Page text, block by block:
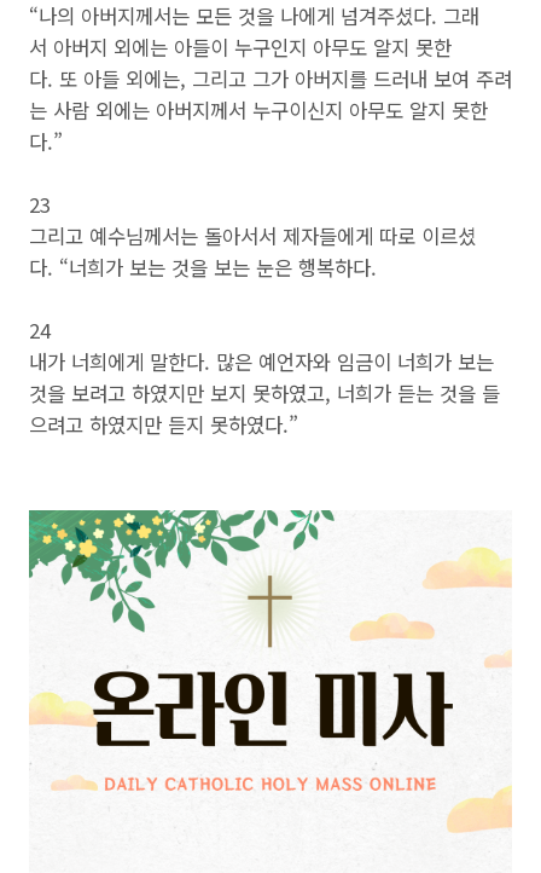
“나의 아버지께서는 모든 것을 나에게 넘겨주셨다. 그래
서 아버지 외에는 아들이 누구인지 아무도 알지 못한
다. 또 아들 외에는, 그리고 그가 아버지를 드러내 보여 주려
는 사람 외에는 아버지께서 누구이신지 아무도 알지 못한
다.”
23
그리고 예수님께서는 돌아서서 제자들에게 따로 이르셨
다. “너희가 보는 것을 보는 눈은 행복하다.
24
내가 너희에게 말한다. 많은 예언자와 임금이 너희가 보는
것을 보려고 하였지만 보지 못하였고, 너희가 듣는 것을 들
으려고 하였지만 듣지 못하였다.”